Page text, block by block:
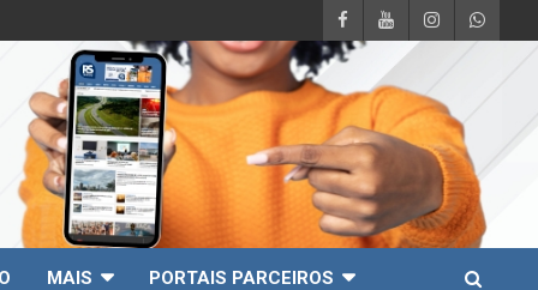
MAIS PORTAIS PARCEIROS